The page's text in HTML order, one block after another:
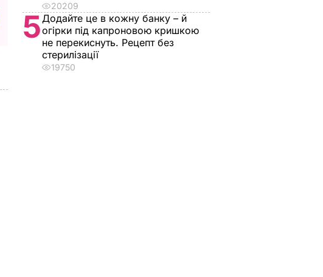
20209
5Додайте це в кожну банку – й
огірки під капроновою кришкою
не перекиснуть. Рецепт без
стерилізації
19750